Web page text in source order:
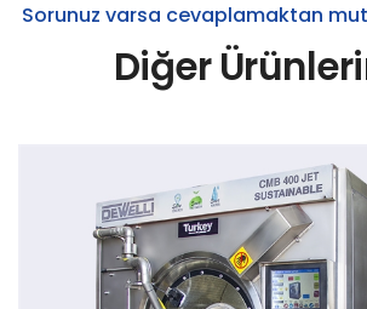
Sorunuz varsa cevaplamaktan
Diğer